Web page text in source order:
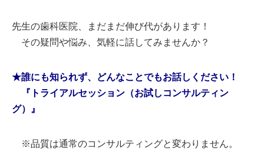
先生の歯科医院、まだまだ伸び代があります！
その疑問や悩み、気軽に話してみませんか？
★誰にも知られず、どんなことでもお話しください！
『トライアルセッション（お試しコンサルティン
グ）』
※品質は通常のコンサルティングと変わりません。